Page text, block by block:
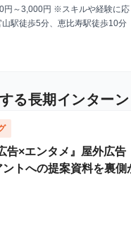
円～3,000円 ※スキルや経験に応
の昇給平均額80,000円 <モデル月
月 330,000円 /入社1年
駅徒歩5分、恵比寿駅徒歩10分
る長期インターン
告×エンタメ』屋外広告
ントへの提案資料を裏側